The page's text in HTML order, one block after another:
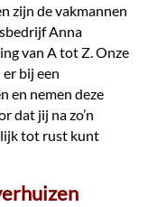
zijn de vakmannen
Anna
van A tot Z. Onze
bij een
en nemen deze
dat jij na zo’n
tot rust kunt